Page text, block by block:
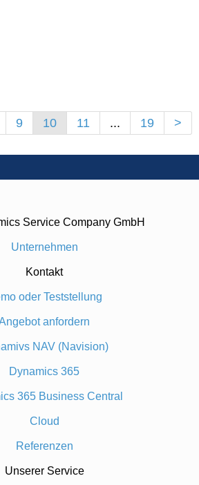
9 10 11 ... 19 >
Service Company GmbH
Unternehmen
Kontakt
oder Teststellung
anfordern
NAV (Navision)
Dynamics 365
365 Business Central
Cloud
Referenzen
Unserer Service